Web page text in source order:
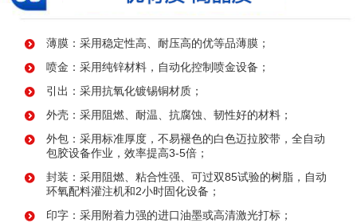
薄膜：采用稳定性高、耐压高的优等品薄膜；
喷金：采用纯锌材料，自动化控制喷金设备；
引出：采用抗氧化镀锡铜材质；
外壳：采用阻燃、耐温、抗腐蚀、韧性好的材料；
外包：采用标准厚度，不易褪色的白色迈拉胶带，全自动
包胶设备作业，效率提高3-5倍；
封装：采用阻燃、粘合性强、可过双85试验的树脂，自动
环氧配料灌注机和2小时固化设备；
印字：采用附着力强的进口油墨或高清激光打标；